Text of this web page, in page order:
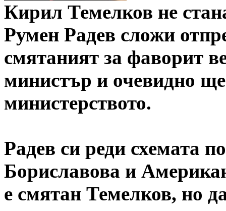
Кирил Темелков не
Румен Радев сложи
смятаният за фаворит
министър и очевидно
министерството.
Радев си реди схемата
Бориславова и
е смятан Темелков, но